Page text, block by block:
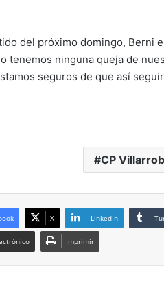
del próximo domingo, Berni
tenemos ninguna queja de
seguros de que así
CP
X LinkedIn
Imprimir